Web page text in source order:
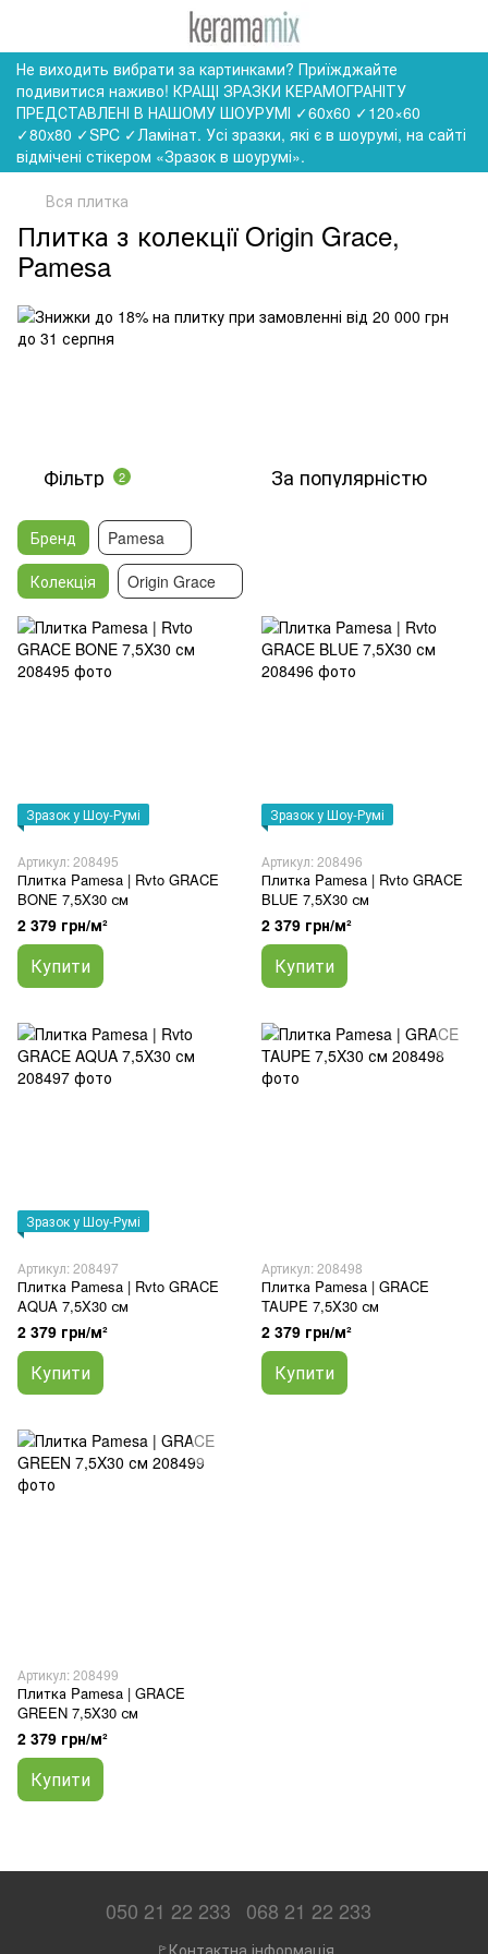
Не виходить вибрати за картинками? Приїжджайте
подивитися наживо! КРАЩІ ЗРАЗКИ КЕРАМОГРАНІТУ
ПРЕДСТАВЛЕНІ В НАШОМУ ШОУРУМІ ✓60x60 ✓120×60
✓80x80 ✓SPC ✓Ламінат. Усі зразки, які є в шоурумі, на сайті
відмічені стікером «Зразок в шоурумі».
Вся плитка
Плитка з колекції Origin Grace,
Pamesa
Фільтр 2 За популярністю
Бренд
Pamesa
Колекція
Origin Grace
Зразок у Шоу-Румі
Артикул: 208495
Плитка Pamesa | Rvto GRACE
BONE 7,5X30 см
2 379 грн/м²
Купити
Зразок у Шоу-Румі
Артикул: 208496
Плитка Pamesa | Rvto GRACE
BLUE 7,5X30 см
2 379 грн/м²
Купити
Зразок у Шоу-Румі
Артикул: 208497
Плитка Pamesa | Rvto GRACE
AQUA 7,5X30 см
2 379 грн/м²
Купити
Артикул: 208498
Плитка Pamesa | GRACE
TAUPE 7,5X30 см
2 379 грн/м²
Купити
Артикул: 208499
Плитка Pamesa | GRACE
GREEN 7,5X30 см
2 379 грн/м²
Купити
050 21 22 233 068 21 22 233
🚩Контактна інформація